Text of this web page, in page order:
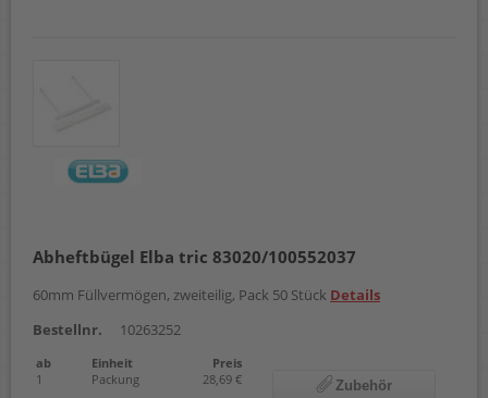
Abheftbügel Elba tric 83020/100552037
60mm Füllvermögen, zweiteilig, Pack 50 Stück Details
Bestellnr.
10263252
ab Einheit
Preis
1
Packung 28,69 € Zubehör